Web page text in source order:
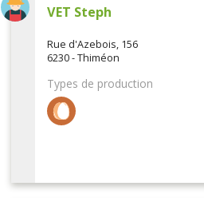
VET Steph
Rue d'Azebois, 156
6230 - Thiméon
Types de production